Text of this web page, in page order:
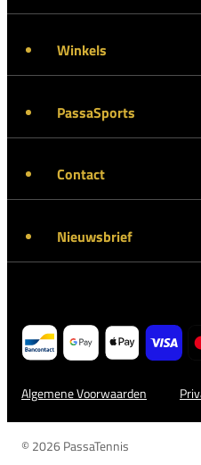
Winkels
PassaSports
Contact
Nieuwsbrief
Algemene Voorwaarden
© 2026 PassaTennis